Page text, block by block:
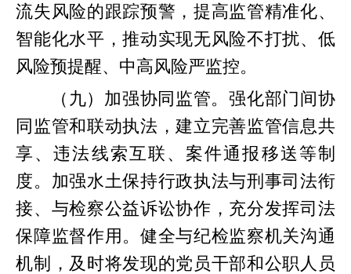
流失风险的跟踪预警，提高监管精准化、
智能化水平，推动实现无风险不打扰、低
风险预提醒、中高风险严监控。
（九）加强协同监管。强化部门间协
同监管和联动执法，建立完善监管信息共
享、违法线索互联、案件通报移送等制
度。加强水土保持行政执法与刑事司法衔
接、与检察公益诉讼协作，充分发挥司法
保障监督作用。健全与纪检监察机关沟通
机制，及时将发现的党员干部和公职人员